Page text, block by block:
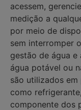
acessem,
medição a
por meio de
sem interromper
gestão de água e
água potável ou
são utilizados
como
componente dos